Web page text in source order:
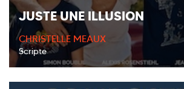
JUSTE UNE ILLUSION
CHRISTELLE MEAUX
Scripte